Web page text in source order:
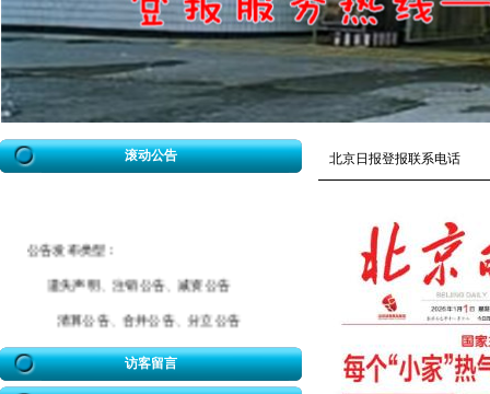
滚动公告
公告发布类型：
遗失声明、注销公告、减资公告
清算公告、合并公告、分立公告
催款公告、拆迁公告、海事公告
迁坟公告、法院公告、送达公告
访客留言
北京日报登报联系电话